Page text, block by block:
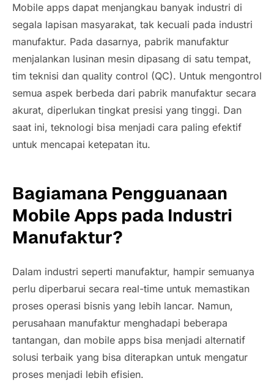
Mobile apps dapat menjangkau banyak industri di
segala lapisan masyarakat, tak kecuali pada industri
manufaktur. Pada dasarnya, pabrik manufaktur
menjalankan lusinan mesin dipasang di satu tempat,
tim teknisi dan quality control (QC). Untuk mengontrol
semua aspek berbeda dari pabrik manufaktur secara
akurat, diperlukan tingkat presisi yang tinggi. Dan
saat ini, teknologi bisa menjadi cara paling efektif
untuk mencapai ketepatan itu.
Bagiamana Pengguanaan
Mobile Apps pada Industri
Manufaktur?
Dalam industri seperti manufaktur, hampir semuanya
perlu diperbarui secara real-time untuk memastikan
proses operasi bisnis yang lebih lancar. Namun,
perusahaan manufaktur menghadapi beberapa
tantangan, dan mobile apps bisa menjadi alternatif
solusi terbaik yang bisa diterapkan untuk mengatur
proses menjadi lebih efisien.